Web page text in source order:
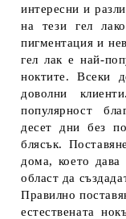
интересни и
на тези гел
пигментация и
гел лак е най-
ноктите. Всеки
доволни
популярност
десет дни без
блясък.
дома, което
област да
Правилно
естествената